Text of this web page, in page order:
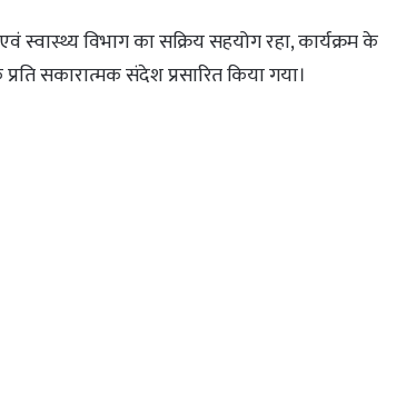
विभाग का सक्रिय सहयोग रहा, कार्यक्रम के
सकारात्मक संदेश प्रसारित किया गया।